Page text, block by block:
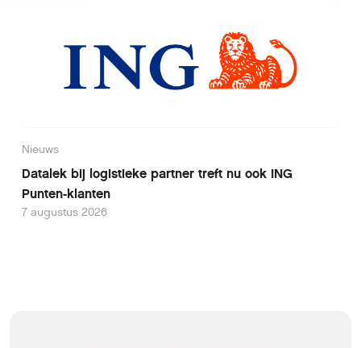
Nieuws
Datalek bij logistieke partner treft nu ook ING
Punten-klanten
7 augustus 2026